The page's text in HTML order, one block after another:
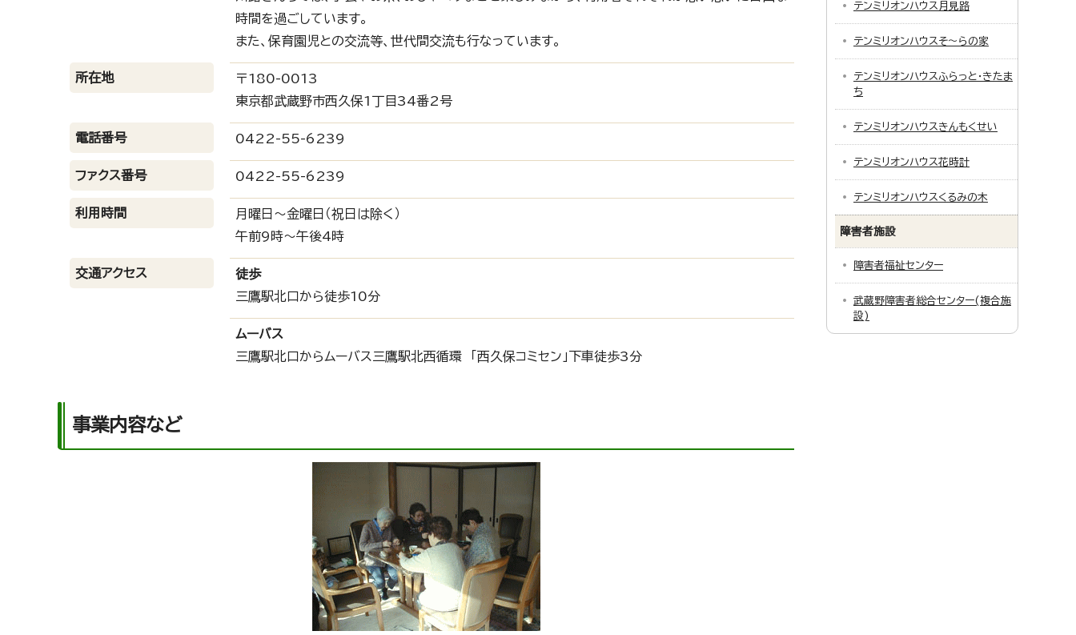
時間を過ごしています。
また、保育園児との交流等、世代間交流も行なっています。
所在地
〒180-0013
東京都武蔵野市西久保1丁目34番2号
電話番号 0422-55-6239
ファクス番号 0422-55-6239
利用時間
月曜日～金曜日（祝日は除く）
午前9時～午後4時
交通アクセス
徒歩
三鷹駅北口から徒歩10分
ムーバス
三鷹駅北口からムーバス三鷹駅北西循環 「西久保コミセン」下車徒歩3分
事業内容など
テンミリオンハウス月見路
テンミリオンハウスそ～らの家
テンミリオンハウスふらっと・きたま
ち
テンミリオンハウスきんもくせい
テンミリオンハウス花時計
テンミリオンハウスくるみの木
障害者施設
障害者福祉センター
武蔵野障害者総合センター(複合施
設)